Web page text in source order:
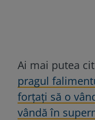
Ai mai putea
pragul
forțați să o
vândă în